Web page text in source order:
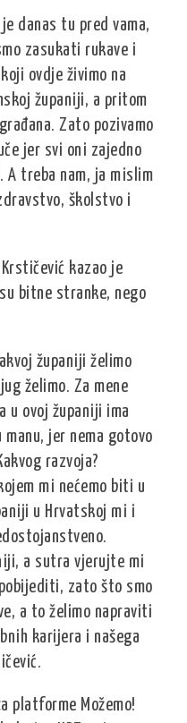
danas tu pred vama,
zasukati rukave i
ovdje živimo na
županiji, a pritom
Zato pozivamo
jer svi oni zajedno
A treba nam, ja mislim
školstvo i
kazao je
bitne stranke, nego
županiji želimo
želimo. Za mene
u ovoj županiji ima
jer nema gotovo
razvoja?
mi nećemo biti u
u Hrvatskoj mi i
a sutra vjerujte mi
zato što smo
a to želimo napraviti
karijera i našega
platforme Možemo!